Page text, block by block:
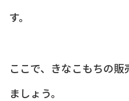
す。
ここで、きなこもちの
ましょう。